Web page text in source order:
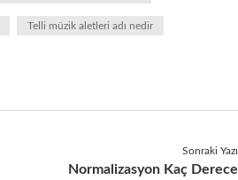
Telli müzik aletleri adı nedir
Sonraki Yazı
Normalizasyon Kaç Derece